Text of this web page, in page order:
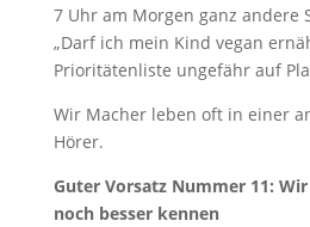
7 Uhr am Morgen ganz andere
„Darf ich mein Kind vegan
Prioritätenliste ungefähr auf
Wir Macher leben oft in einer
Hörer.
Guter Vorsatz Nummer 11:
noch besser kennen